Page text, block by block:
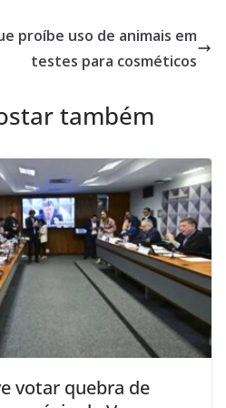
proíbe uso de animais em
testes para cosméticos
também
votar quebra de